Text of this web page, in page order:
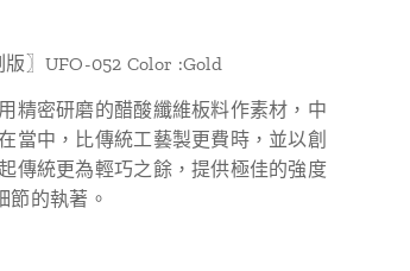
版〗UFO-052 Color :Gold
精密研磨的醋酸纖維板料作素材，中
當中，比傳統工藝製更費時，並以創
傳統更為輕巧之餘，提供極佳的強度
節的執著。